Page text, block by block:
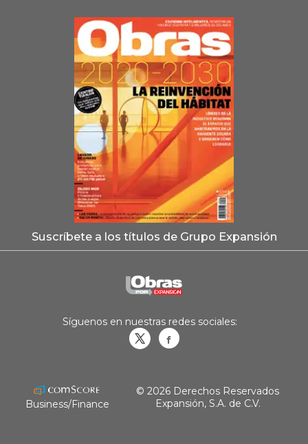
Suscríbete a los títulos de Grupo Expansión
Síguenos en nuestras redes sociales:
Business/Finance
© 2026 Derechos Reservados
Expansión, S.A. de C.V.